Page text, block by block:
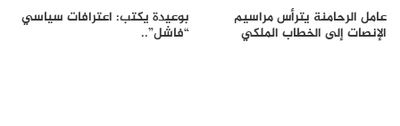
عامل الرحامنة يترأس مراسيم
الإنصات إلى الخطاب الملكي
بوعيدة يكتب: اعترافات سياسي
“فاشل”..